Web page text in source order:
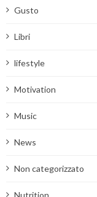
Gusto
Libri
lifestyle
Motivation
Music
News
Non categorizzato